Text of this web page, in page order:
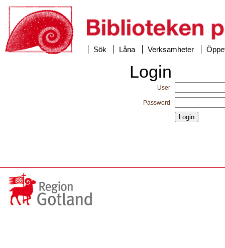
Sök Låna Verksamheter
Login
User
Password